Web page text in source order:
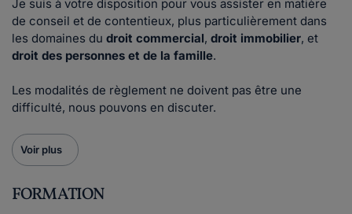
Je suis à votre disposition pour vous assister en matière
de conseil et de contentieux, plus particulièrement dans
les domaines du droit commercial, droit immobilier, et
droit des personnes et de la famille.
Les modalités de règlement ne doivent pas être une
difficulté, nous pouvons en discuter.
Voir plus
FORMATION